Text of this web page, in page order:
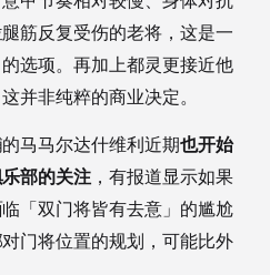
筋反复受伤的老将，这是一
选项。再加上都灵更接近他
并非纯粹的商业决定。
马马尔达什维利近期也开始
部的关注 ，有报道显示如果
「双门将皆有去意」的尴尬
门将位置的规划，可能比外